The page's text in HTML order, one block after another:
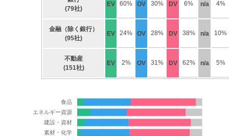
(79社)
EV 60% OV 30% DV 6% n/a 4%
金融（除く銀行）
(95社)
EV 24% OV 28% DV 38% n/a 10%
不動産
(151社)
EV 2% OV 31% DV 62% n/a 5%